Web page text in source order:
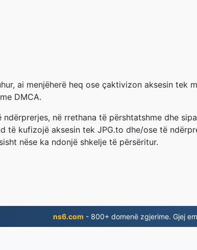
ai menjëherë heq ose çaktivizon aksesin
DMCA.
në rrethana të përshtatshme dhe
të kufizojë aksesin tek JPG.to dhe/ose të
nëse ka ndonjë shkelje të përsëritur.
ns6.com - 800+ domenë zgjerime. Gjej